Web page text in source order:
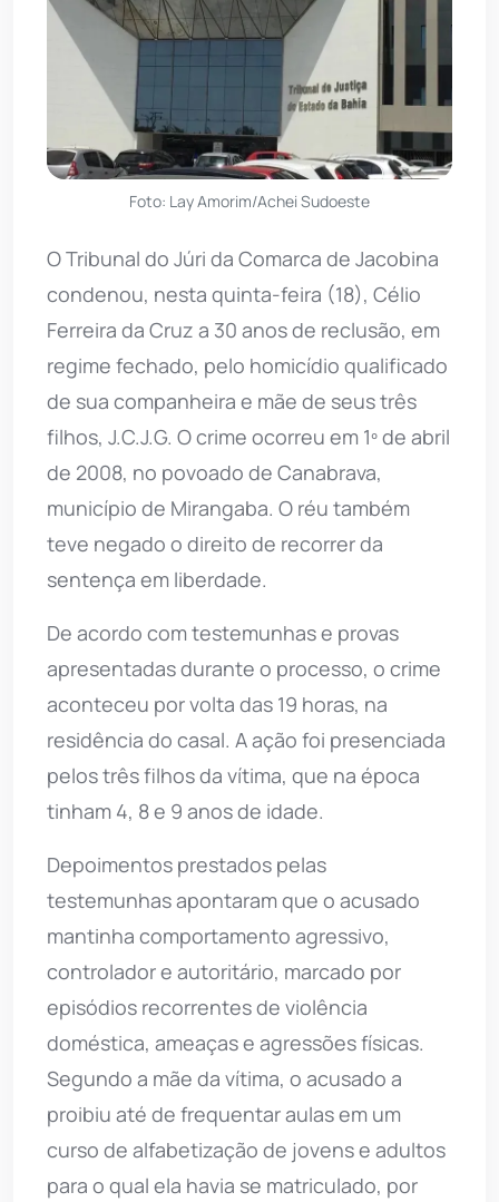
Foto: Lay Amorim/Achei Sudoeste
O Tribunal do Júri da Comarca de Jacobina
condenou, nesta quinta-feira (18), Célio
Ferreira da Cruz a 30 anos de reclusão, em
regime fechado, pelo homicídio qualificado
de sua companheira e mãe de seus três
filhos, J.C.J.G. O crime ocorreu em 1º de abril
de 2008, no povoado de Canabrava,
município de Mirangaba. O réu também
teve negado o direito de recorrer da
sentença em liberdade.
De acordo com testemunhas e provas
apresentadas durante o processo, o crime
aconteceu por volta das 19 horas, na
residência do casal. A ação foi presenciada
pelos três filhos da vítima, que na época
tinham 4, 8 e 9 anos de idade.
Depoimentos prestados pelas
testemunhas apontaram que o acusado
mantinha comportamento agressivo,
controlador e autoritário, marcado por
episódios recorrentes de violência
doméstica, ameaças e agressões físicas.
Segundo a mãe da vítima, o acusado a
proibiu até de frequentar aulas em um
curso de alfabetização de jovens e adultos
para o qual ela havia se matriculado, por